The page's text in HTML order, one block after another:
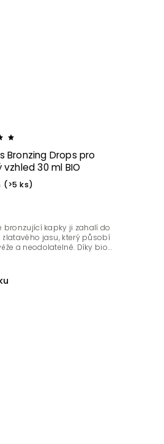
Bronzing Drops pro
30 ml BIO
(>5 ks)
bronzující kapky ji zahalí do
zlatavého jasu, který působí
a neodolatelně. Díky bio...